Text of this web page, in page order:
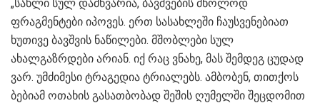
„სახლი სულ დამწვარია, ბავშვების მხოლოდ
ფრაგმენტები იპოვეს. ერთ სასახლეში ჩაუსვენებიათ
ხუთივე ბავშვის ნაწილები. მშობლები სულ
ახალგაზრდები არიან. იქ რაც ვნახე, მას შემდეგ ცუდად
ვარ. უმძიმესი ტრაგედია ტრიალებს. ამბობენ, თითქოს
ბებიამ ოთახის გასათბობად შეშის ღუმელში შეცდომით